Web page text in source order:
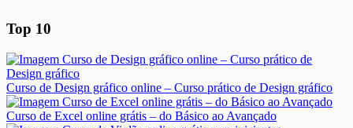
Top 10
Curso de Design gráfico online – Curso prático de Design gráfico
Curso de Excel online grátis – do Básico ao Avançado